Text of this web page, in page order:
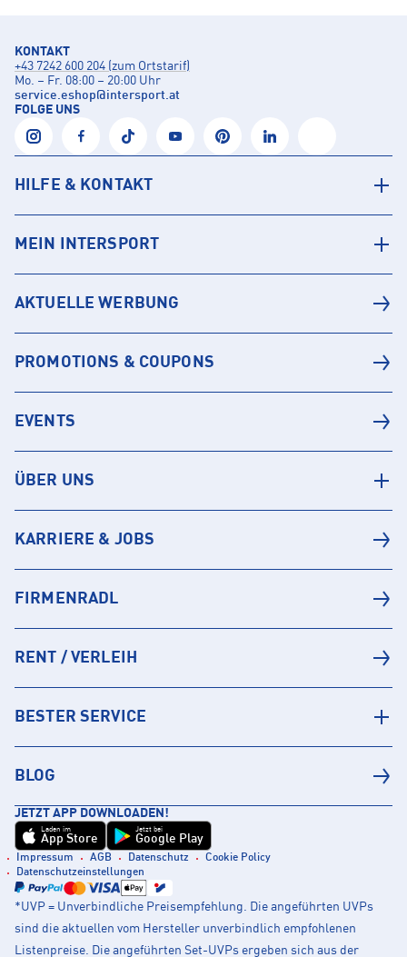
KONTAKT
+43 7242 600 204 (zum Ortstarif)
Mo. – Fr. 08:00 – 20:00 Uhr
service.eshop@intersport.at
FOLGE UNS
HILFE & KONTAKT
MEIN INTERSPORT
AKTUELLE WERBUNG
PROMOTIONS & COUPONS
EVENTS
ÜBER UNS
KARRIERE & JOBS
FIRMENRADL
RENT / VERLEIH
BESTER SERVICE
BLOG
JETZT APP DOWNLOADEN!
Laden im
App Store
Jetzt bei
Google Play
Impressum AGB Datenschutz
Cookie Policy
Datenschutzeinstellungen
*UVP = Unverbindliche Preisempfehlung. Die angeführten UVPs
sind die aktuellen vom Hersteller unverbindlich empfohlenen
Listenpreise. Die angeführten Set-UVPs ergeben sich aus der